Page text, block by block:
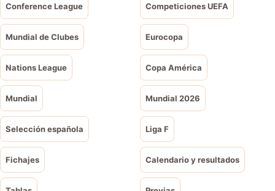
Conference League Competiciones UEFA
Mundial de Clubes Eurocopa
Nations League Copa América
Mundial Mundial 2026
Selección española Liga F
Fichajes Calendario y resultados